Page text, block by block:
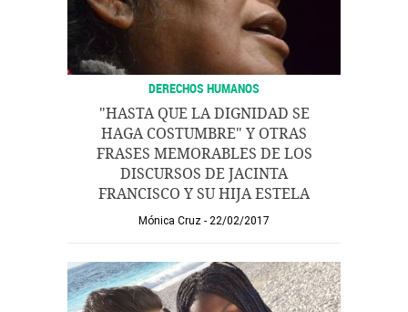
DERECHOS HUMANOS
"HASTA QUE LA DIGNIDAD SE
HAGA COSTUMBRE" Y OTRAS
FRASES MEMORABLES DE LOS
DISCURSOS DE JACINTA
FRANCISCO Y SU HIJA ESTELA
Mónica Cruz 22/02/2017